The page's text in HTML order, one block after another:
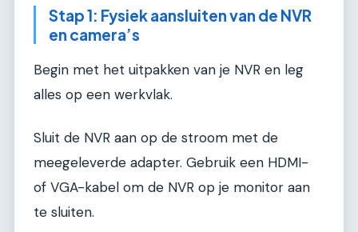
Stap 1: Fysiek aansluiten van de NVR
en camera’s
Begin met het uitpakken van je NVR en leg
alles op een werkvlak.
Sluit de NVR aan op de stroom met de
meegeleverde adapter. Gebruik een HDMI-
of VGA-kabel om de NVR op je monitor aan
te sluiten.